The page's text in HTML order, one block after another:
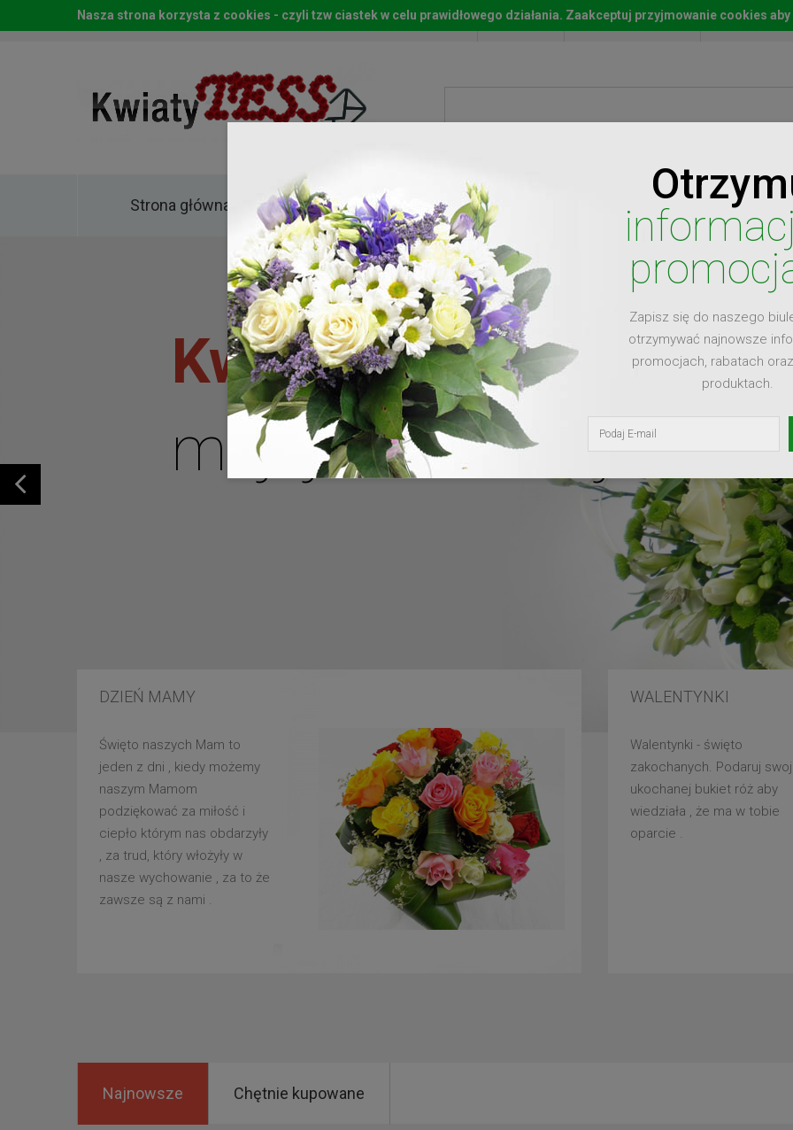
Start Moje konto Lista
Strona główna Kwiaty
Kwiaty dla
mojej ukochanej
DZIEŃ MAMY
Święto naszych Mam to
jeden z dni , kiedy możemy
naszym Mamom
podziękować za miłość i
ciepło którym nas obdarzyły
, za trud, który włożyły w
nasze wychowanie , za to że
zawsze są z nami .
WALENTYNKI
Walentynki - święto
zakochanych. Podaruj
ukochanej bukiet róż aby
wiedziała , że ma w tobie
oparcie .
Zapisz się do naszego
otrzymywać najnowsze
promocjach, rabatach
produktach.
Najnowsze Chętnie kupowane
Nasza strona korzysta z cookies - czyli tzw ciastek w celu prawidłowego działania. Zaakceptuj przyjmowanie cookies